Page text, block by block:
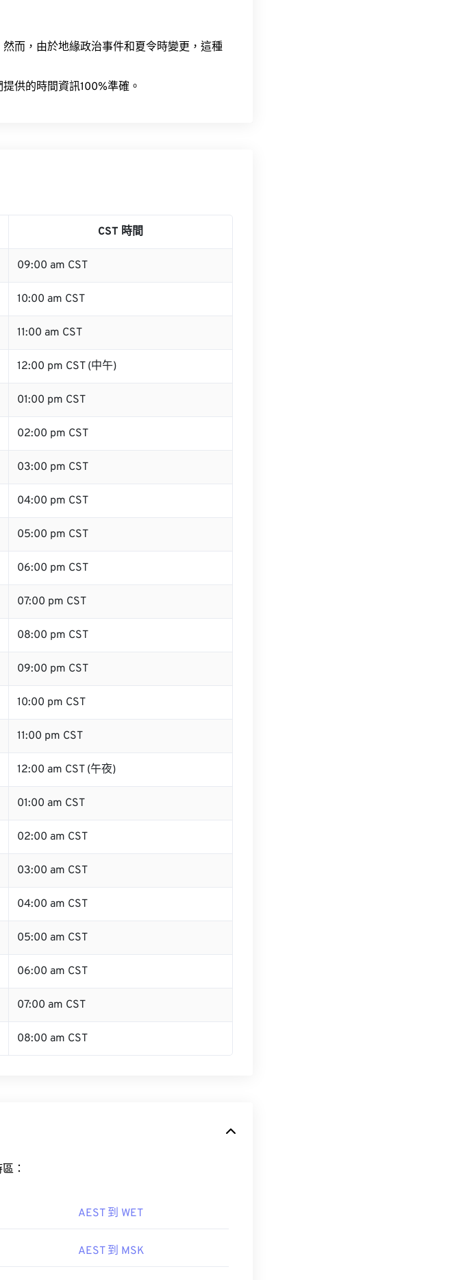
而，由於地緣政治事件和夏令時變更，這種
供的時間資訊100%準確。
CST 時間
09:00 am CST
10:00 am CST
11:00 am CST
12:00 pm CST (中午)
01:00 pm CST
02:00 pm CST
03:00 pm CST
04:00 pm CST
05:00 pm CST
06:00 pm CST
07:00 pm CST
08:00 pm CST
09:00 pm CST
10:00 pm CST
11:00 pm CST
12:00 am CST (午夜)
01:00 am CST
02:00 am CST
03:00 am CST
04:00 am CST
05:00 am CST
06:00 am CST
07:00 am CST
08:00 am CST
：
AEST 到 WET
AEST 到 MSK